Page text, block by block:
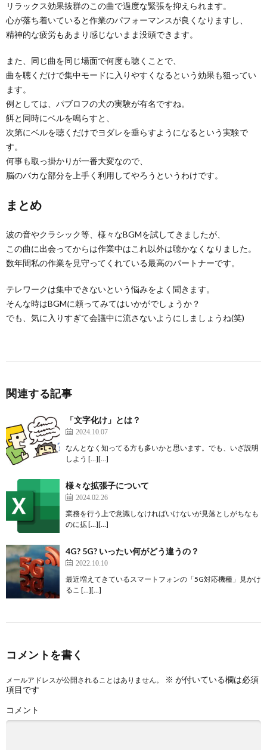
リラックス効果抜群のこの曲で過度な緊張を抑えられます。
心が落ち着いていると作業のパフォーマンスが良くなりますし、
精神的な疲労もあまり感じないまま没頭できます。
また、同じ曲を同じ場面で何度も聴くことで、
曲を聴くだけで集中モードに入りやすくなるという効果も狙ってい
ます。
例としては、パブロフの犬の実験が有名ですね。
餌と同時にベルを鳴らすと、
次第にベルを聴くだけでヨダレを垂らすようになるという実験で
す。
何事も取っ掛かりが一番大変なので、
脳のバカな部分を上手く利用してやろうというわけです。
まとめ
波の音やクラシック等、様々なBGMを試してきましたが、
この曲に出会ってからは作業中はこれ以外は聴かなくなりました。
数年間私の作業を見守ってくれている最高のパートナーです。
テレワークは集中できないという悩みをよく聞きます。
そんな時はBGMに頼ってみてはいかがでしょうか？
でも、気に入りすぎて会議中に流さないようにしましょうね(笑)
関連する記事
「文字化け」とは？
2024.10.07
なんとなく知ってる方も多いかと思います。でも、いざ説明
しよう […][…]
様々な拡張子について
2024.02.26
業務を行う上で意識しなければいけないが見落としがちなも
のに拡 […][…]
4G? 5G? いったい何がどう違うの？
2022.10.10
最近増えてきているスマートフォンの「5G対応機種」見かけ
るこ […][…]
コメントを書く
メールアドレスが公開されることはありません。 ※ が付いている欄は必須
項目です
コメント